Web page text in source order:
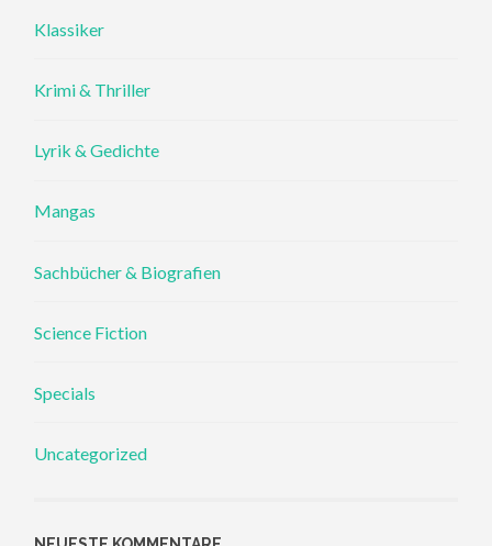
Klassiker
Krimi & Thriller
Lyrik & Gedichte
Mangas
Sachbücher & Biografien
Science Fiction
Specials
Uncategorized